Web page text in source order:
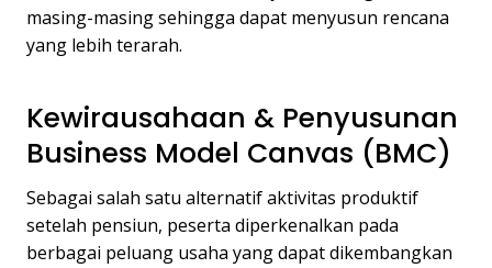
masing-masing sehingga dapat menyusun rencana
yang lebih terarah.
Kewirausahaan & Penyusunan
Business Model Canvas (BMC)
Sebagai salah satu alternatif aktivitas produktif
setelah pensiun, peserta diperkenalkan pada
berbagai peluang usaha yang dapat dikembangkan